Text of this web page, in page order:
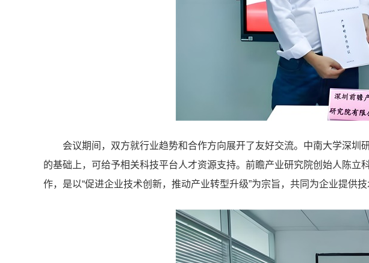
会议期间，双方就行业趋势和合作方向展开了友好交流。中南大学深
的基础上，可给予相关科技平台人才资源支持。前瞻产业研究院创始人陈
作，是以“促进企业技术创新，推动产业转型升级”为宗旨，共同为企业提供